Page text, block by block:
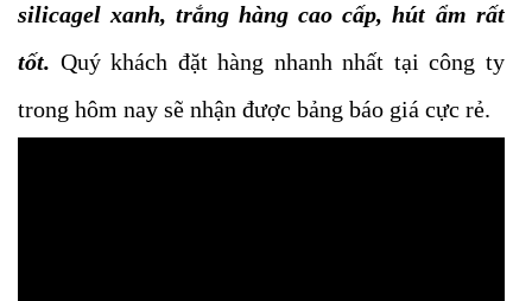
silicagel xanh, trắng hàng cao cấp, hút ẩm rất
tốt. Quý khách đặt hàng nhanh nhất tại công ty
trong hôm nay sẽ nhận được bảng báo giá cực rẻ.